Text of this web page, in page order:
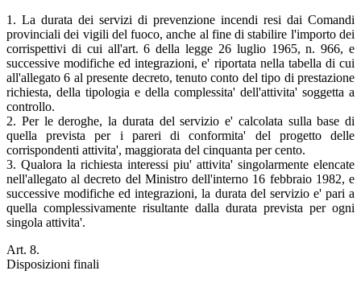
1. La durata dei servizi di prevenzione incendi resi dai Comandi
provinciali dei vigili del fuoco, anche al fine di stabilire l'importo dei
corrispettivi di cui all'art. 6 della legge 26 luglio 1965, n. 966, e
successive modifiche ed integrazioni, e' riportata nella tabella di cui
all'allegato 6 al presente decreto, tenuto conto del tipo di prestazione
richiesta, della tipologia e della complessita' dell'attivita' soggetta a
controllo.
2. Per le deroghe, la durata del servizio e' calcolata sulla base di
quella prevista per i pareri di conformita' del progetto delle
corrispondenti attivita', maggiorata del cinquanta per cento.
3. Qualora la richiesta interessi piu' attivita' singolarmente elencate
nell'allegato al decreto del Ministro dell'interno 16 febbraio 1982, e
successive modifiche ed integrazioni, la durata del servizio e' pari a
quella complessivamente risultante dalla durata prevista per ogni
singola attivita'.
Art. 8.
Disposizioni finali